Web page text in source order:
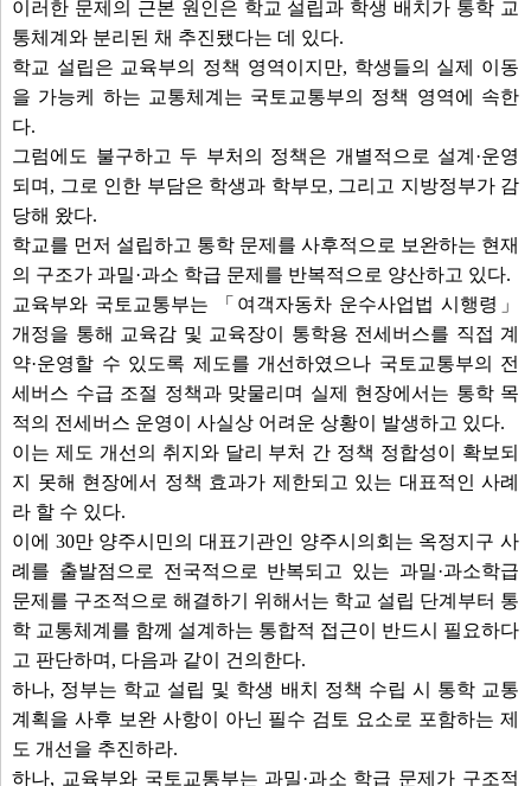
이러한 문제의 근본 원인은 학교 설립과 학생 배치가 통학 교
통체계와 분리된 채 추진됐다는 데 있다.
학교 설립은 교육부의 정책 영역이지만, 학생들의 실제 이동
을 가능케 하는 교통체계는 국토교통부의 정책 영역에 속한
다.
그럼에도 불구하고 두 부처의 정책은 개별적으로 설계·운영
되며, 그로 인한 부담은 학생과 학부모, 그리고 지방정부가 감
당해 왔다.
학교를 먼저 설립하고 통학 문제를 사후적으로 보완하는 현재
의 구조가 과밀·과소 학급 문제를 반복적으로 양산하고 있다.
교육부와 국토교통부는 「여객자동차 운수사업법 시행령」
개정을 통해 교육감 및 교육장이 통학용 전세버스를 직접 계
약·운영할 수 있도록 제도를 개선하였으나 국토교통부의 전
세버스 수급 조절 정책과 맞물리며 실제 현장에서는 통학 목
적의 전세버스 운영이 사실상 어려운 상황이 발생하고 있다.
이는 제도 개선의 취지와 달리 부처 간 정책 정합성이 확보되
지 못해 현장에서 정책 효과가 제한되고 있는 대표적인 사례
라 할 수 있다.
이에 30만 양주시민의 대표기관인 양주시의회는 옥정지구 사
례를 출발점으로 전국적으로 반복되고 있는 과밀·과소학급
문제를 구조적으로 해결하기 위해서는 학교 설립 단계부터 통
학 교통체계를 함께 설계하는 통합적 접근이 반드시 필요하다
고 판단하며, 다음과 같이 건의한다.
하나, 정부는 학교 설립 및 학생 배치 정책 수립 시 통학 교통
계획을 사후 보완 사항이 아닌 필수 검토 요소로 포함하는 제
도 개선을 추진하라.
하나, 교육부와 국토교통부는 과밀·과소 학급 문제가 구조적